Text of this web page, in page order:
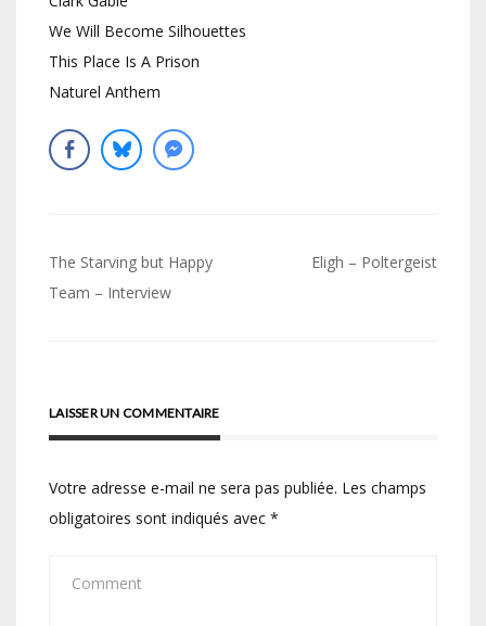
We Will Become Silhouettes
This Place Is A Prison
Naturel Anthem
Navigation
de
The Starving but Happy
Team – Interview
Eligh – Poltergeist
LAISSER UN COMMENTAIRE
Votre adresse e-mail ne sera pas publiée. Les champs
obligatoires sont indiqués avec *